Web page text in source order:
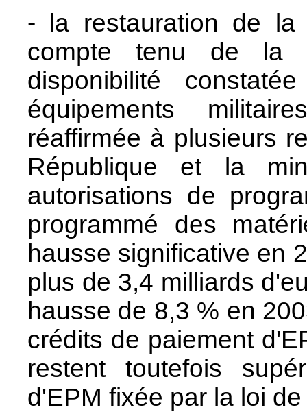
- la restauration de la
compte tenu de la
disponibilité
équipements
réaffirmée à plusieurs
République et la
autorisations de
programmé des
hausse significative en
plus de 3,4 milliards
hausse de 8,3 % en
crédits de paiement
restent toutefois
d'EPM fixée par la loi